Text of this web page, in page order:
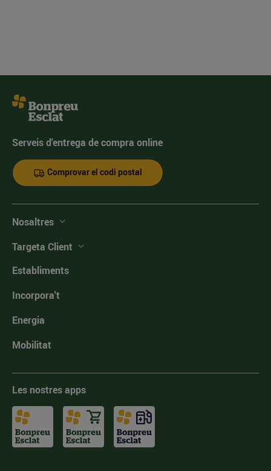
Serveis d'entrega de compra online
Comprovar el codi postal
Nosaltres
Targeta Client
Establiments
Incorpora't
Energia
Mobilitat
Les nostres apps